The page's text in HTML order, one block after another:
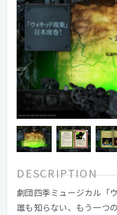
DESCRIPTION
劇団四季ミュージカル「
誰も知らない、もう一つ